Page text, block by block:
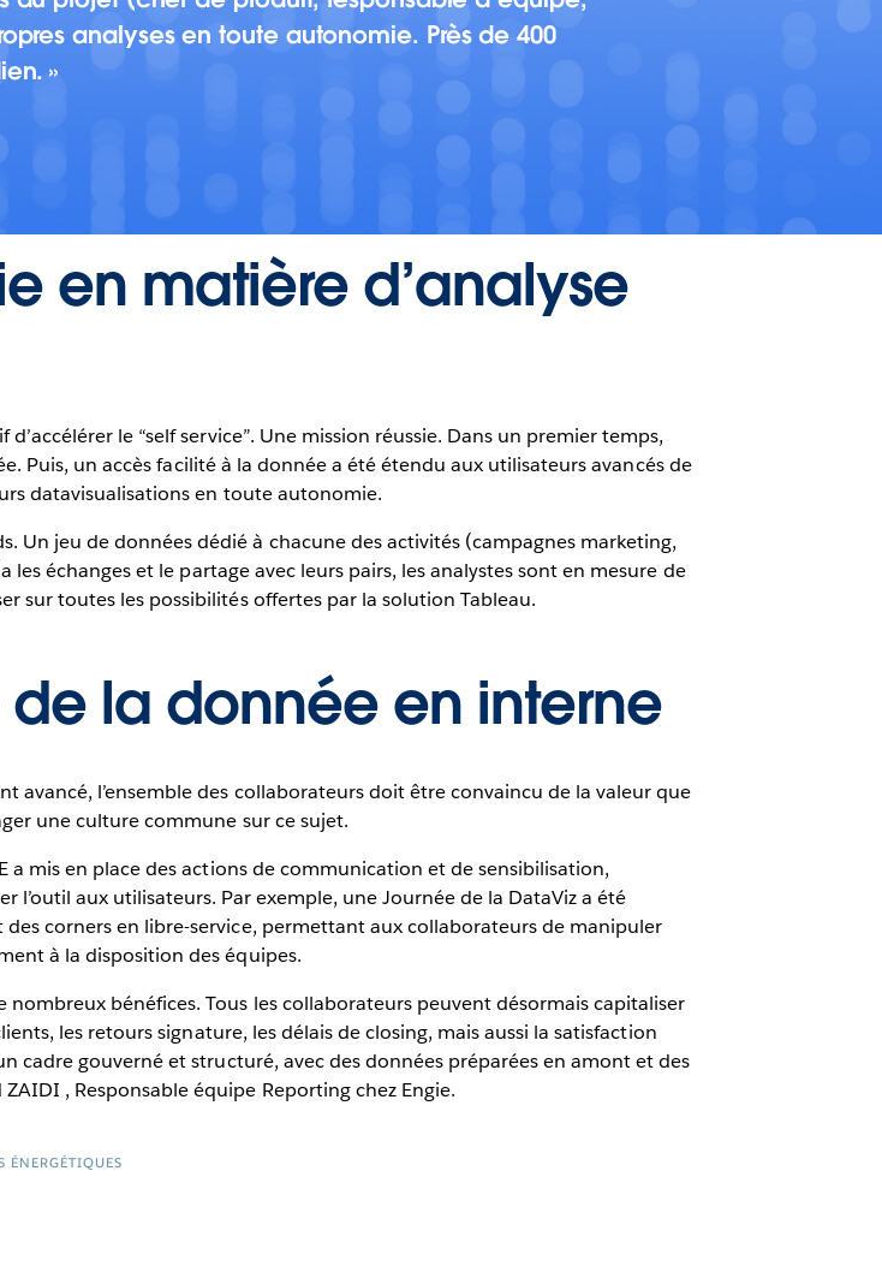
analyses en toute autonomie. Près de 400
en matière d’analyse
le “self service”. Une mission réussie. Dans un premier temps,
Puis, un accès facilité à la donnée a été étendu aux utilisateurs avancés de
datavisualisations en toute autonomie.
Un jeu de données dédié à chacune des activités (campagnes marketing,
échanges et le partage avec leurs pairs, les analystes sont en mesure de
sur toutes les possibilités offertes par la solution Tableau.
de la donnée en interne
avancé, l’ensemble des collaborateurs doit être convaincu de la valeur que
une culture commune sur ce sujet.
mis en place des actions de communication et de sensibilisation,
aux utilisateurs. Par exemple, une Journée de la DataViz a été
des corners en libre-service, permettant aux collaborateurs de manipuler
à la disposition des équipes.
bénéfices. Tous les collaborateurs peuvent désormais capitaliser
les retours signature, les délais de closing, mais aussi la satisfaction
cadre gouverné et structuré, avec des données préparées en amont et des
, Responsable équipe Reporting chez Engie.
ÉNERGÉTIQUES